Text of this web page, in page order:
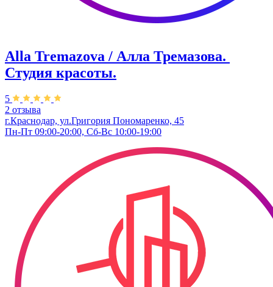
Alla Tremazova / Алла Тремазова. ​
Студия красоты.
5
2 отзыва
г.Краснодар, ул.​Григория Пономаренко, 45
Пн-Пт 09:00-20:00, Сб-Вс 10:00-19:00